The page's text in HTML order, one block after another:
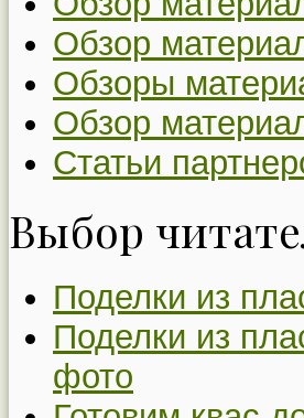
Обзор
Обзоры
Обзор
Статьи
Выбор
Поделки из
Поделки из
фото